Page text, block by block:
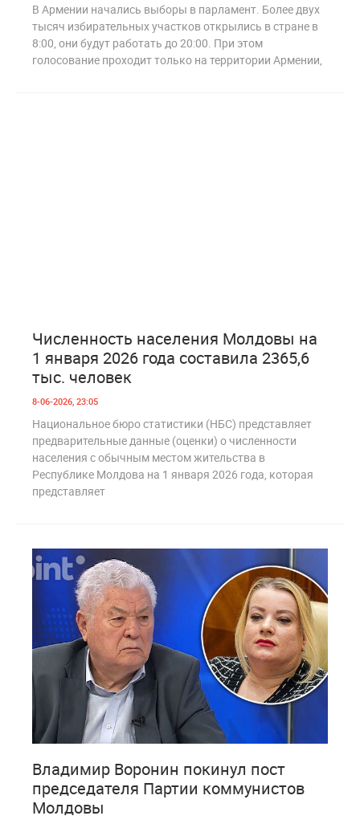
В Армении начались выборы в парламент. Более двух
тысяч избирательных участков открылись в стране в
8:00, они будут работать до 20:00. При этом
голосование проходит только на территории Армении,
Численность населения Молдовы на
1 января 2026 года составила 2365,6
тыс. человек
8-06-2026, 23:05
Национальное бюро статистики (НБС) представляет
предварительные данные (оценки) о численности
населения с обычным местом жительства в
Республике Молдова на 1 января 2026 года, которая
представляет
Владимир Воронин покинул пост
председателя Партии коммунистов
Молдовы